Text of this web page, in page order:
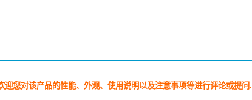
迎您对该产品的性能、外观、使用说明以及注意事项等进行评论或提问.